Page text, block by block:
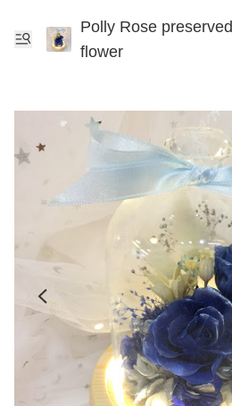
Polly Rose preserved
flower